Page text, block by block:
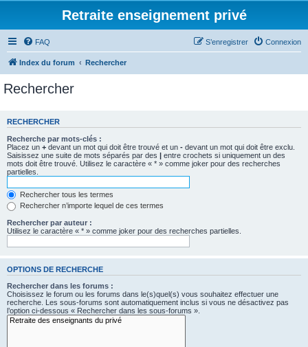
Retraite enseignement privé
FAQ Connexion
S’enregistrer
Index du forum Rechercher
Rechercher
RECHERCHER
Recherche par mots-clés :
Placez un + devant un mot qui doit être trouvé et un - devant un mot qui doit être exclu.
Saisissez une suite de mots séparés par des | entre crochets si uniquement un des
mots doit être trouvé. Utilisez le caractère « * » comme joker pour des recherches
partielles.
Rechercher tous les termes
Rechercher n’importe lequel de ces termes
Rechercher par auteur :
Utilisez le caractère « * » comme joker pour des recherches partielles.
OPTIONS DE RECHERCHE
Rechercher dans les forums :
Choisissez le forum ou les forums dans le(s)quel(s) vous souhaitez effectuer une
recherche. Les sous-forums sont automatiquement inclus si vous ne désactivez pas
l’option ci-dessous « Rechercher dans les sous-forums ».